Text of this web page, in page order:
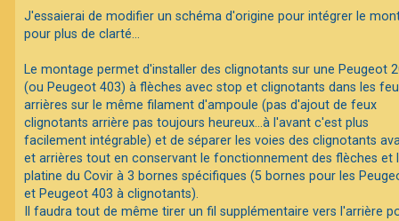
J'essaierai de modifier un schéma d'origine pour intégrer le
pour plus de clarté...
Le montage permet d'installer des clignotants sur une Peugeot
(ou Peugeot 403) à flèches avec stop et clignotants dans les
arrières sur le même filament d'ampoule (pas d'ajout de feux
clignotants arrière pas toujours heureux...à l'avant c'est plus
facilement intégrable) et de séparer les voies des clignotants
et arrières tout en conservant le fonctionnement des flèches et
platine du Covir à 3 bornes spécifiques (5 bornes pour les
et Peugeot 403 à clignotants).
Il faudra tout de même tirer un fil supplémentaire vers l'arrière